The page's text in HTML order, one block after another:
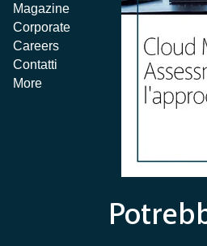
Magazine
Corporate
Careers
Contatti
More